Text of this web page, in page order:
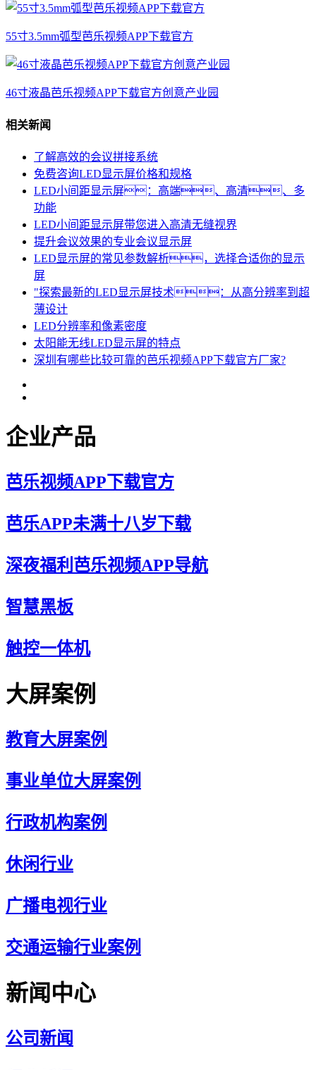
55寸3.5mm弧型芭乐视频APP下载官方
46寸液晶芭乐视频APP下载官方创意产业园
相关新闻
了解高效的会议拼接系统
免费咨询LED显示屏价格和规格
LED小间距显示屏：高端、高清、多
功能
LED小间距显示屏带您进入高清无缝视界
提升会议效果的专业会议显示屏
LED显示屏的常见参数解析，选择合适你的显示
屏
"探索最新的LED显示屏技术：从高分辨率到超
薄设计
LED分辨率和像素密度
太阳能无线LED显示屏的特点
深圳有哪些比较可靠的芭乐视频APP下载官方厂家?
企业产品
芭乐视频APP下载官方
芭乐APP未满十八岁下载
深夜福利芭乐视频APP导航
智慧黑板
触控一体机
大屏案例
教育大屏案例
事业单位大屏案例
行政机构案例
休闲行业
广播电视行业
交通运输行业案例
新闻中心
公司新闻